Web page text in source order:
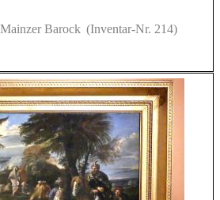
Barock (Inventar-Nr. 214)